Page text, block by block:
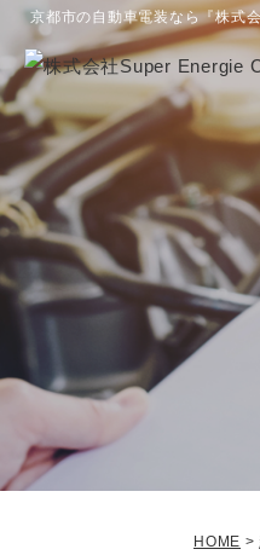
京都市の自動車電装なら『株
HOME >